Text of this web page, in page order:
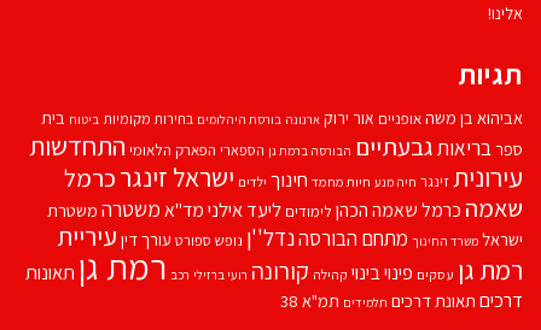
אלינו!
תגיות
אביהוא בן משהאופניים אור ירוק ארנונה בורסת היהלומים בחירות מקומיות ביטוח בית
ספרבריאותגבעתיים הבורסה ברמת גן הספארי הפארק הלאומי התחדשות
עירוניתזינגר חיה מנע חיות מחמד חינוך ילדים ישראל זינגרכרמל
שאמה כרמל שאמה הכהן לימודים ליעד אילנימד''אמשטרה משטרת
ישראל משרד החינוך מתחם הבורסהנדל''ן נופש ספורט עורך דין עיריית
רמת גן עסקים פינוי בינוי קהילה קורונה רועי ברזילי רכב רמת גן תאונות
דרכים תאונת דרכים תלמידים תמ"א 38